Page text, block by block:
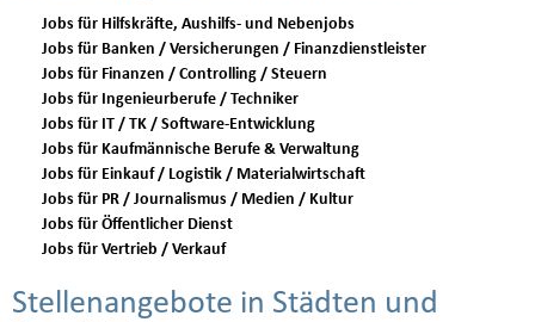
Jobs für Hilfskräfte, Aushilfs- und Nebenjobs
Jobs für Banken / Versicherungen / Finanzdienstleister
Jobs für Finanzen / Controlling / Steuern
Jobs für Ingenieurberufe / Techniker
Jobs für IT / TK / Software-Entwicklung
Jobs für Kaufmännische Berufe & Verwaltung
Jobs für Einkauf / Logistik / Materialwirtschaft
Jobs für PR / Journalismus / Medien / Kultur
Jobs für Öffentlicher Dienst
Jobs für Vertrieb / Verkauf
Stellenangebote in Städten und